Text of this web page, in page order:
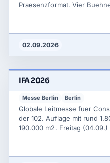
Praesenzformat. Vier
ergaenzend ein Co-located
Protocol (MCP). Praktiker-
02.09.2026
IFA 2026
Messe Berlin Berlin
Globale Leitmesse fuer
der 102. Auflage mit rund
190.000 m2. Freitag
im Alltag, Robotik und